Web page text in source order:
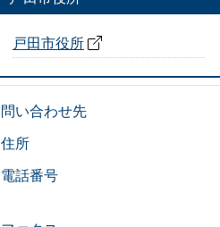
戸田市役所
問い合わせ先
住所
電話番号